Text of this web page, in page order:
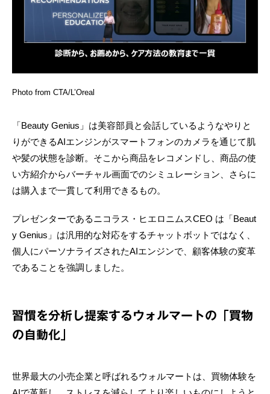
Photo from CTA/L’Oreal
「Beauty Genius」は美容部員と会話しているようなやりと
りができるAIエンジンがスマートフォンのカメラを通じて肌
や髪の状態を診断。そこから商品をレコメンドし、商品の使
い方紹介からバーチャル画面でのシミュレーション、さらに
は購入まで一貫して利用できるもの。
プレゼンターであるニコラス・ヒエロニムスCEO は「Beaut
y Genius」は汎用的な対応をするチャットボットではなく、
個人にパーソナライズされたAIエンジンで、顧客体験の変革
であることを強調しました。
習慣を分析し提案するウォルマートの「買物
の自動化」
世界最大の小売企業と呼ばれるウォルマートは、買物体験を